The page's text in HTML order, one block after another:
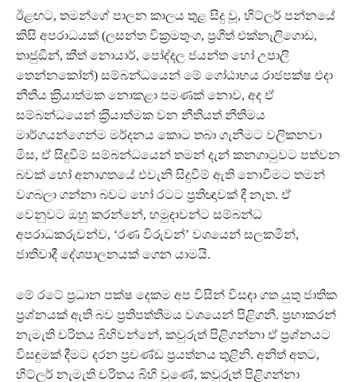
ඊළඟට, තමන්ගේ පාලන කාලය තුළ සිදු වූ, හිට්ලර් පන්නයේ
කිසි අපරාධයක් (ලසන්ත වික‍්‍රමතුංග, ප‍්‍රගීත් එක්නැලිගොඩ,
තාජුඞීන්, කීත් නොයාර්, පෝද්දල ජයන්ත හෝ උපාලි
තෙන්නකෝන්) සම්බන්ධයෙන් මේ ගෝඨාභය රාජපක්ෂ එදා
නීතිය ක‍්‍රියාත්මක නොකළා පමණක් නොව, අද ඒ
සම්බන්ධයෙන් ක‍්‍රියාත්මක වන නීතියත් නීතිමය
මාර්ගයන්ගෙන්ම මර්දනය කොට තබා ගැනීමට වලිකනවා
මිස, ඒ සිදුවීම් සම්බන්ධයෙන් තමන් දැන් කනගාටුවට පත්වන
බවක් හෝ අනාගතයේ එවැනි සිදුවීම් ඇති නොවීමට තමන්
වගබලා ගන්නා බවට හෝ රටට ප‍්‍රතිඥාවක් දී නැත. ඒ
වෙනුවට ඔහු කරන්නේ, හමුදාවන්ට සම්බන්ධ
අපරාධකරුවන්ව, ‘රණ විරුවන්’ වශයෙන් සලකමින්,
ජාතිවාදී දේශපාලනයක් ගෙන යාමයි.
මේ රටේ ප‍්‍රධාන පක්ෂ දෙකම අප විසින් විසඳා ගත යුතු ජාතික
ප‍්‍රශ්නයක් ඇති බව ප‍්‍රතිපත්තිමය වශයෙන් පිළිගනී. ප‍්‍රභාකරන්
නැමැති චරිතය බිහිවන්නේ, කවුරුත් පිළිගන්නා ඒ ප‍්‍රශ්නයට
විසඳුමක් දීමට දරන ප‍්‍රචණ්ඩ ප‍්‍රයත්නය තුළිනි. අනිත් අතට,
හිට්ලර් නැමැති චරිතය බිහි වුණේ, කවුරුත් පිළිගන්නා